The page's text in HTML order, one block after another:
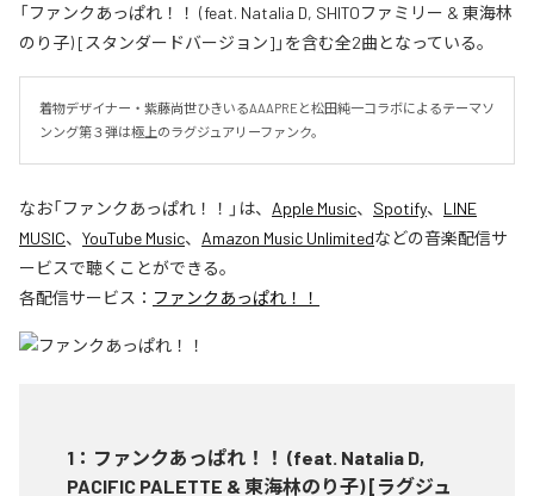
「ファンクあっぱれ！！ (feat. Natalia D, SHITOファミリー & 東海林
のり子) [スタンダードバージョン]」を含む全2曲となっている。
着物デザイナー・紫藤尚世ひきいるAAAPREと松田純一コラボによるテーマソ
ンング第３弾は極上のラグジュアリーファンク。
なお「ファンクあっぱれ！！ 」は、 Apple Music、 Spotify、 LINE
MUSIC、 YouTube Music、 Amazon Music Unlimitedなどの音楽配信サ
ービスで聴くことができる。
各配信サービス： ファンクあっぱれ！！
1 ： ファンクあっぱれ！！ (feat. Natalia D,
PACIFIC PALETTE & 東海林のり子) [ラグジュ